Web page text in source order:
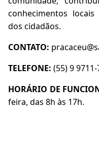
conhecimentos
dos cidadãos.
CONTATO:
TELEFONE: (55) 9
HORÁRIO DE
feira, das 8h às 17h.